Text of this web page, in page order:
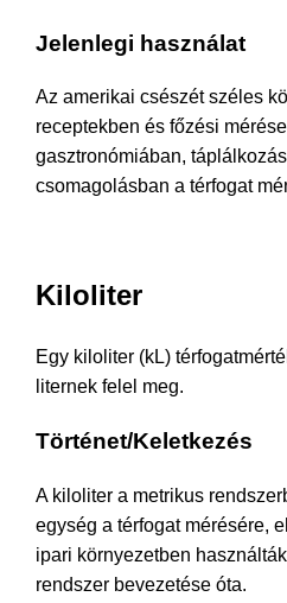
Jelenlegi használat
Az amerikai csészét széles
receptekben és főzési
gasztronómiában,
csomagolásban a térfogat
Kiloliter
Egy kiloliter (kL)
liternek felel meg.
Történet/Keletkezés
A kiloliter a metrikus
egység a térfogat mérésére,
ipari környezetben
rendszer bevezetése óta.